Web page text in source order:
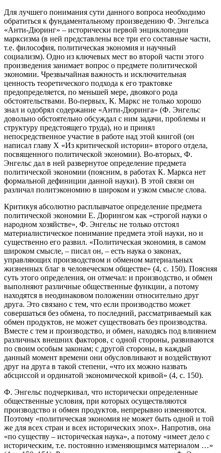
Для лучшего понимания сути данного вопроса необходимо
обратиться к фундаментальному произведению Ф. Энгельса
«Анти-Дюринг» – исторически первой энциклопедии
марксизма (в ней представлены все три его составные части,
т.е. философия, политическая экономия и научный
социализм). Одно из ключевых мест во второй части этого
произведения занимает вопрос о предмете политической
экономии. Чрезвычайная важность и исключительная
ценность теоретического подхода к его трактовке
предопределяется, по меньшей мере, двоякого рода
обстоятельствами. Во-первых, К. Маркс не только хорошо
знал и одобрял содержание «Анти-Дюринга» (Ф. Энгельс
довольно обстоятельно обсуждал с ним задачи, проблемы и
структуру предстоящего труда), но и принял
непосредственное участие в работе над этой книгой (он
написал главу X «Из критической истории» второго отдела,
посвященного политической экономии). Во-вторых, Ф.
Энгельс дал в ней развернутое определение предмета
политической экономии (поясним, в работах К. Маркса нет
формальной дефиниции данной науки). В этой связи он
различал политэкономию в широком и узком смысле слова.
Критикуя абсолютно расплывчатое определение предмета
политической экономии Е. Дюрингом как «строгой науки о
народном хозяйстве», Ф. Энгельс не только отстоял
материалистическое понимание предмета этой науки, но и
существенно его развил. «Политическая экономия, в самом
широком смысле, – писал он, – есть наука о законах,
управляющих производством и обменом материальных
жизненных благ в человеческом обществе» (4, с. 150). Поясняя
суть этого определения, он отмечал: и производство, и обмен
выполняют различные общественные функции, а потому
находятся в неодинаковом положении относительно друг
друга. Это связано с тем, что если производство может
совершаться без обмена, то последний, рассматриваемый как
обмен продуктов, не может существовать без производства.
Вместе с тем и производство, и обмен, находясь под влиянием
различных внешних факторов, с одной стороны, развиваются
по своим особым законам; с другой стороны, в каждый
данный момент времени они обусловливают и воздействуют
друг на друга в такой степени, «что их можно назвать
абсциссой и ординатой экономической кривой» (4, с. 150).
Ф. Энгельс подчеркивал, что исторически определенные
общественные условия, при которых осуществляются
производство и обмен продуктов, непрерывно изменяются.
Поэтому «политическая экономия не может быть одной и той
же для всех стран и всех исторических эпох». Напротив, она
«по существу – историческая наука», а потому «имеет дело с
историческим, т.е. постоянно изменяющимся материалом …»